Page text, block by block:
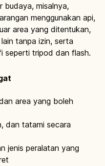
budaya, misalnya,
menggunakan api,
area yang ditentukan,
tanpa izin, serta
seperti tripod dan flash.
area yang boleh
dan tatami secara
jenis peralatan yang